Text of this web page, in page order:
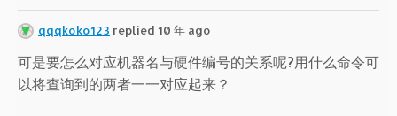
qqqkoko123 replied 10 年 ago
可是要怎么对应机器名与硬件编号的关系呢?用什么命令可
以将查询到的两者一一对应起来？